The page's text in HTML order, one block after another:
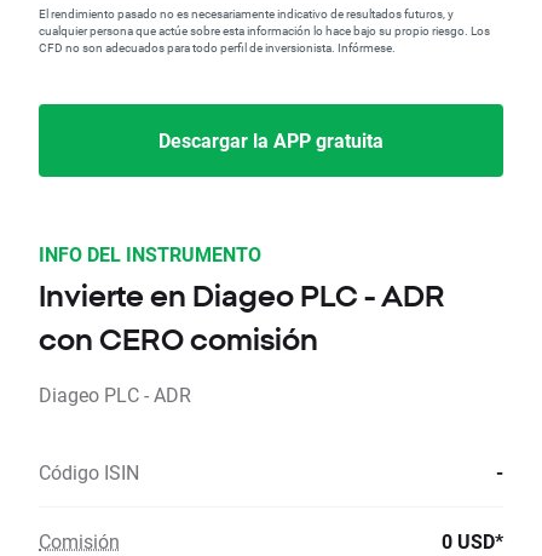
El rendimiento pasado no es necesariamente indicativo de resultados futuros, y
cualquier persona que actúe sobre esta información lo hace bajo su propio riesgo. Los
CFD no son adecuados para todo perfil de inversionista. Infórmese.
Descargar la APP gratuita
INFO DEL INSTRUMENTO
Invierte en Diageo PLC - ADR
con CERO comisión
Diageo PLC - ADR
Código ISIN -
Comisión 0 USD*